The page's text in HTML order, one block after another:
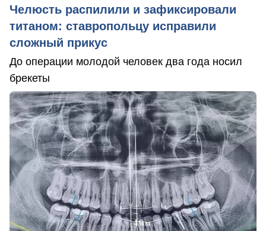
Челюсть распилили и зафиксировали
титаном: ставропольцу исправили
сложный прикус
До операции молодой человек два года носил
брекеты